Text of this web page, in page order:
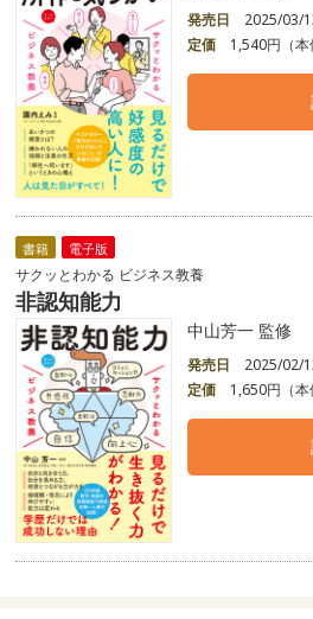
発売日
2025/03/
定価
1,540円（本
書籍 電子版
サクッとわかる ビジネス教養
非認知能力
中山芳一 監修
発売日
2025/02/
定価
1,650円（本